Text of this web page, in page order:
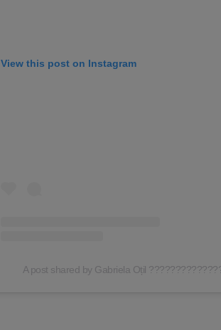
View this post on Instagram
A post shared by Gabriela Oțil